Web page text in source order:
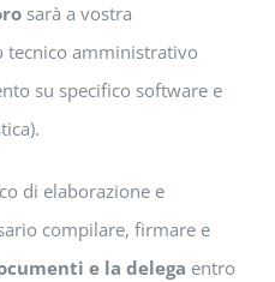
sarà a vostra
tecnico amministrativo
su specifico software e
di elaborazione e
compilare, firmare e
e la delega entro